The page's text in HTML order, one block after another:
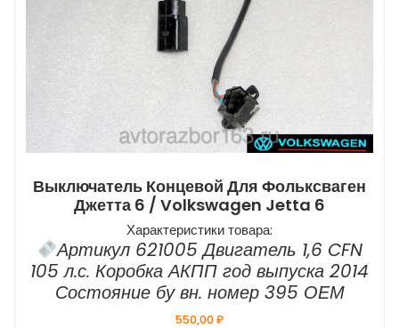
Выключатель Концевой Для Фольксваген
Джетта 6 / Volkswagen Jetta 6
Характеристики товара:
Артикул 621005 Двигатель 1,6 CFN
105 л.с. Коробка АКПП год выпуска 2014
Состояние бу вн. номер 395 ОЕМ
550,00₽